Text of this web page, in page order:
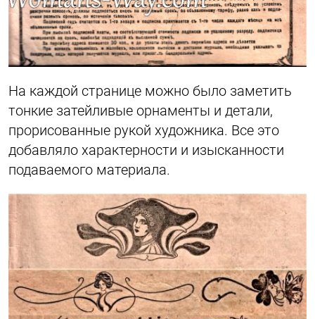
На каждой странице можно было заметить
тонкие затейливые орнаменты и детали,
прорисованные рукой художника. Все это
добавляло характерности и изысканности
подаваемого материала.